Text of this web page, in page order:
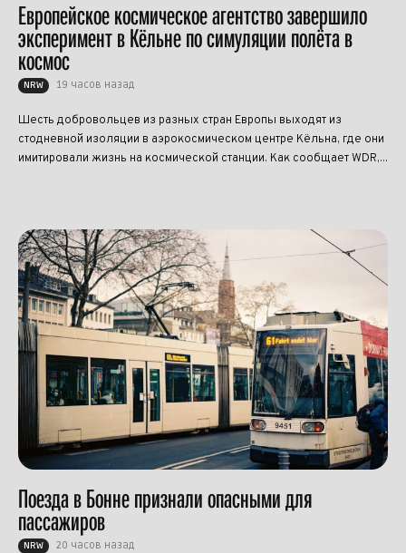
Европейское космическое агентство завершило
эксперимент в Кёльне по симуляции полёта в
космос
NRW 19 часов назад
Шесть добровольцев из разных стран Европы выходят из
стодневной изоляции в аэрокосмическом центре Кёльна, где они
имитировали жизнь на космической станции. Как сообщает WDR,...
Поезда в Бонне признали опасными для
пассажиров
NRW 20 часов назад